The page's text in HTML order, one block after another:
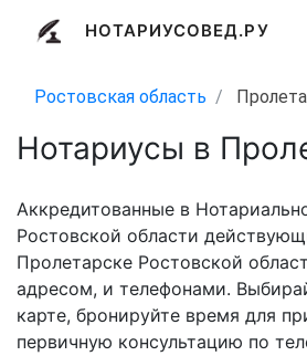
НОТАРИУСОВЕД.РУ
Ростовская область
Нотариусы в
Аккредитованные в
Ростовской области
Пролетарске Ростовской
адресом, и телефонами.
карте, бронируйте время для
первичную консультацию по